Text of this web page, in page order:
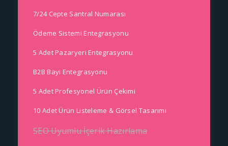
7/24 Cepte Santral Numarası
Ödeme Sistemi Entegrasyonu
5 Adet Pazaryeri Entegrasyonu
B2B Bayi Entegrasyonu
5 Adet Profesyonel Ürün Çekimi
10 Adet Ürün Listeleme & Görsel Tasarımı
SEO Uyumlu İçerik Hazırlama